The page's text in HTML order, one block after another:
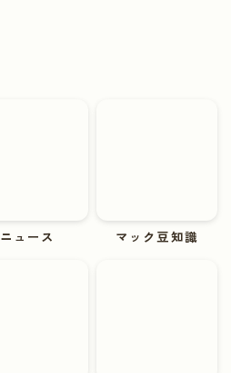
ニュース マック豆知識